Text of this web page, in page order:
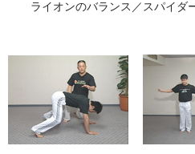
ライオンのバランス／スパイダ